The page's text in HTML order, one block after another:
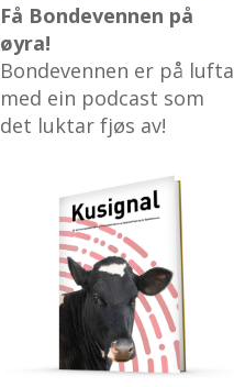
Få Bondevennen på
øyra!
Bondevennen er på lufta
med ein podcast som
det luktar fjøs av!